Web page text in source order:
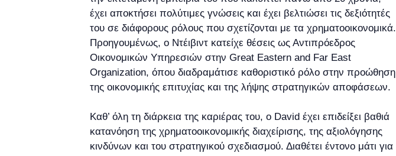
έχει αποκτήσει πολύτιμες γνώσεις και έχει βελτιώσει τις δεξιότητές
του σε διάφορους ρόλους που σχετίζονται με τα χρηματοοικονομικά.
Προηγουμένως, ο Ντέιβιντ κατείχε θέσεις ως Αντιπρόεδρος
Οικονομικών Υπηρεσιών στην Great Eastern and Far East
Organization, όπου διαδραμάτισε καθοριστικό ρόλο στην προώθηση
της οικονομικής επιτυχίας και της λήψης στρατηγικών αποφάσεων.
Καθ’ όλη τη διάρκεια της καριέρας του, ο David έχει επιδείξει βαθιά
κατανόηση της χρηματοοικονομικής διαχείρισης, της αξιολόγησης
κινδύνων και του στρατηγικού σχεδιασμού. Διαθέτει έντονο μάτι για